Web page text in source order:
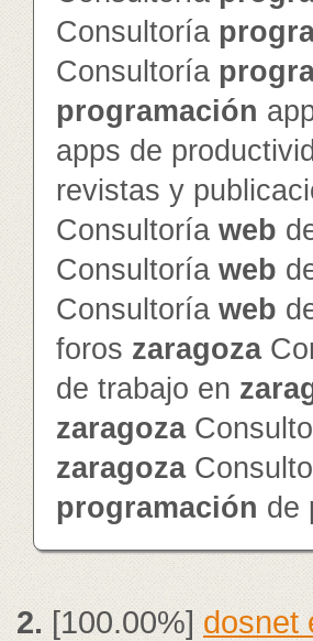
Consultoría
Consultoría
programación
apps de
revistas y
Consultoría web
Consultoría web
Consultoría web
foros zaragoza
de trabajo en
zaragoza
zaragoza
programación de
2.[100.00%] dosnet